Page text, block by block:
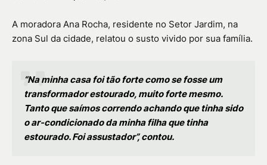
A moradora Ana Rocha, residente no Setor Jardim, na
zona Sul da cidade, relatou o susto vivido por sua família.
“Na minha casa foi tão forte como se fosse um
transformador estourado, muito forte mesmo.
Tanto que saímos correndo achando que tinha sido
o ar-condicionado da minha filha que tinha
estourado. Foi assustador”, contou.